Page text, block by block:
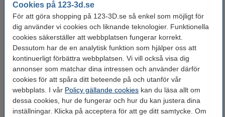
Cookies på 123-3d.se
För att göra shopping på 123-3D.se så enkel som möjligt för
dig använder vi cookies och liknande teknologier. Funktionella
cookies säkerställer att webbplatsen fungerar korrekt.
Dessutom har de en analytisk funktion som hjälper oss att
kontinuerligt förbättra webbplatsen. Vi vill också visa dig
annonser som matchar dina intressen och använder därför
cookies för att spåra ditt beteende på och utanför vår
webbplats. I vår Policy gällande cookies kan du läsa allt om
dessa cookies, hur de fungerar och hur du kan justera dina
inställningar. Klicka på acceptera för att ge ditt samtycke. Om
Effektvärde: 280 W
Mått: 235 x 235 mm (LxB)
Spänning: 24 V
Varumärke: Creality 3D
Produktkod: DAR01268